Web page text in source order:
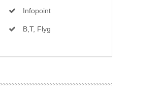
Infopoint
B,T, Flyg